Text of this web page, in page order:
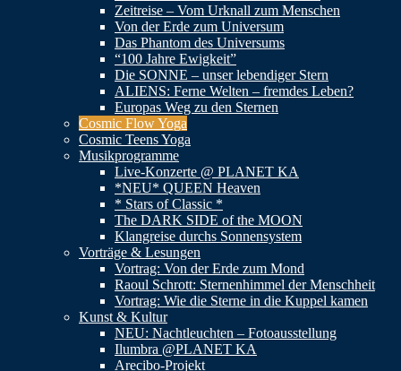
Zeitreise – Vom Urknall zum Menschen
Von der Erde zum Universum
Das Phantom des Universums
“100 Jahre Ewigkeit”
Die SONNE – unser lebendiger Stern
ALIENS: Ferne Welten – fremdes Leben?
Europas Weg zu den Sternen
Cosmic Flow Yoga
Cosmic Teens Yoga
Musikprogramme
Live-Konzerte @ PLANET KA
*NEU* QUEEN Heaven
* Stars of Classic *
The DARK SIDE of the MOON
Klangreise durchs Sonnensystem
Vorträge & Lesungen
Vortrag: Von der Erde zum Mond
Raoul Schrott: Sternenhimmel der Menschheit
Vortrag: Wie die Sterne in die Kuppel kamen
Kunst & Kultur
NEU: Nachtleuchten – Fotoausstellung
Ilumbra @PLANET KA
Arecibo-Projekt